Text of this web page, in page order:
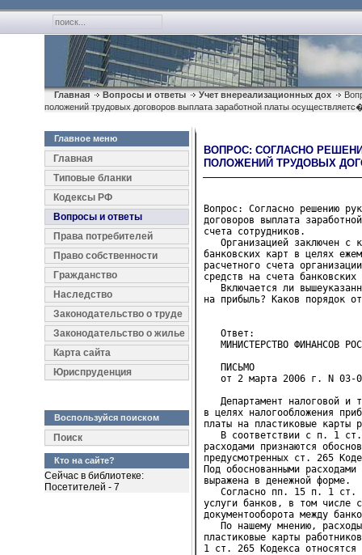
Главная Вопросы и ответы Учет внереализационных дох
положений трудовых договоров выплата заработной платы
Главное меню
Главная
Типовые бланки
Кодексы РФ
Вопросы и ответы
Права потребителей
Право собственности
Гражданство
Наследство
Законодательство о труде
Законодательство о жилье
Карта сайта
Юриспруденция
Воспользуйся поиском
Поиск
Кто на сайте?
Сейчас в библиотеке:
Посетителей - 7
ВОПРОС: СОГЛАСНО
ПОЛОЖЕНИЙ ТРУДОВЫХ
Вопрос: Согласно решению
договоров выплата
счета сотрудников.
Организацией заключен с
банковских карт в целях
расчетного счета
средств на счета
Включается ли
на прибыль? Каков порядок
Ответ:
МИНИСТЕРСТВО ФИНАНСОВ
ПИСЬМО
от 2 марта 2006 г. N 03-
Департамент налоговой и
в целях налогообложения
платы на пластиковые карты
В соответствии с п. 1 ст.
расходами признаются
предусмотренных ст. 265
Под обоснованными
выражена в денежной форме.
Согласно пп. 15 п. 1 ст.
услуги банков, в том числе
документооборота между
По нашему мнению, расходы
пластиковые карты
1 ст. 265 Кодекса относятся